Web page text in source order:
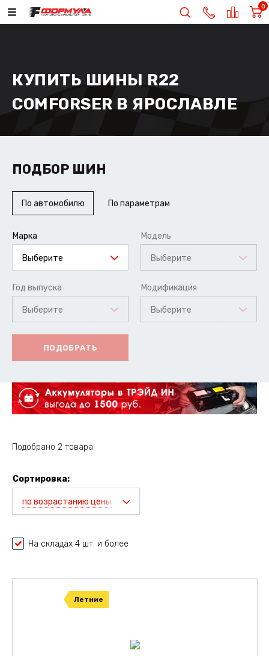
0
КУПИТЬ ШИНЫ R22
COMFORSER В ЯРОСЛАВЛЕ
ПОДБОР ШИН
По автомобилю По параметрам
Марка
Выберите
Модель
Выберите
Год выпуска
Выберите
Модификация
Выберите
ПОДОБРАТЬ
Подобрано 2 товара
Сортировка:
по возрастанию цены
На складах 4 шт. и более
Летние